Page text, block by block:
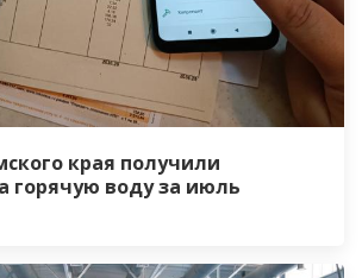
края получили
горячую воду за июль